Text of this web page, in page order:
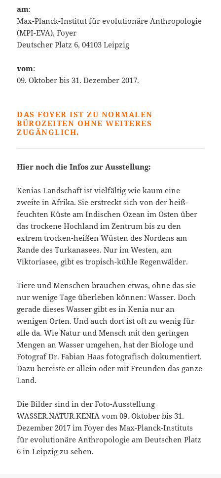
am:
Max-Planck-Institut für evolutionäre Anthropologie
(MPI-EVA), Foyer
Deutscher Platz 6, 04103 Leipzig
vom:
09. Oktober bis 31. Dezember 2017.
DAS FOYER IST ZU NORMALEN
BÜROZEITEN OHNE WEITERES
ZUGÄNGLICH.
Hier noch die Infos zur Ausstellung:
Kenias Landschaft ist vielfältig wie kaum eine
zweite in Afrika. Sie erstreckt sich von der heiß-
feuchten Küste am Indischen Ozean im Osten über
das trockene Hochland im Zentrum bis zu den
extrem trocken-heißen Wüsten des Nordens am
Rande des Turkanasees. Nur im Westen, am
Viktoriasee, gibt es tropisch-kühle Regenwälder.
Tiere und Menschen brauchen etwas, ohne das sie
nur wenige Tage überleben können: Wasser. Doch
gerade dieses Wasser gibt es in Kenia nur an
wenigen Orten. Und auch dort ist oft zu wenig für
alle da. Wie Natur und Mensch mit den geringen
Mengen an Wasser umgehen, hat der Biologe und
Fotograf Dr. Fabian Haas fotografisch dokumentiert.
Dazu bereiste er allein oder mit Freunden das ganze
Land.
Die Bilder sind in der Foto-Ausstellung
WASSER.NATUR.KENIA vom 09. Oktober bis 31.
Dezember 2017 im Foyer des Max-Planck-Instituts
für evolutionäre Anthropologie am Deutschen Platz
6 in Leipzig zu sehen.